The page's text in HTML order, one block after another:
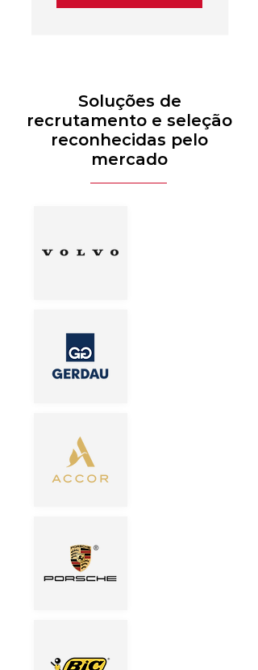
Soluções de
recrutamento e seleção
reconhecidas pelo
mercado